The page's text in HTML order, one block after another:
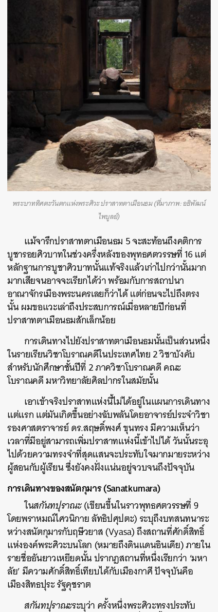
พระบาททิศตะวันตกแห่งพระศิวะ ปราสาทตาเมือนธม (ที่มาภาพ: อธิพัฒน์
ไพบูลย์)
แม้จารึกปราสาทตาเมือนธม 5 จะสะท้อนถึงคติการ
บูชารอยศิวบาทในช่วงครึ่งหลังของพุทธศตวรรษที่ 16 แต่
หลักฐานการบูชาศิวบาทนั้นแท้จริงแล้วเก่าไปกว่านั้นมาก
มากเสียจนอาจจะเรียกได้ว่า พร้อมกับการสถาปนา
อาณาจักรเมืองพระนครเลยก็ว่าได้ แต่ก่อนจะไปถึงตรง
นั้น ผมขอแวะเล่าถึงประสบการณ์เมื่อหลายปีก่อนที่
ปราสาทตาเมือนธมสักเล็กน้อย
การเดินทางไปยังปราสาทตาเมือนธมนั้นเป็นส่วนหนึ่ง
ในรายเรียนวิชาโบราณคดีในประเทศไทย 2 วิชาบังคับ
สำหรับนักศึกษาชั้นปีที่ 2 ภาควิชาโบราณคดี คณะ
โบราณคดี มหาวิทยาลัยศิลปากรในสมัยนั้น
เอาเข้าจริงปราสาทแห่งนี้ไม่ได้อยู่ในแผนการเดินทาง
แต่แรก แต่มันเกิดขึ้นอย่างฉับพลันโดยอาจารย์ประจำวิชา
รองศาสตราจารย์ ​ดร.สฤษดิ์พงศ์ ขุนทรง มีความเห็นว่า
เวลาที่มีอยู่สามารถเพิ่มปราสาทแห่งนี้เข้าไปได้ วันนั้นระอุ
ไปด้วยความทรงจำที่สุดแสนจะประทับใจมากมายระหว่าง
ผู้สอนกับผู้เรียน ซึ่งยังคงฝั่งแน่นอยู่จวบจนถึงปัจจุบัน
การเดินทางของสนัตกุมาร (Sanatkumara)
ในสกันทปุราณะ(เขียนขึ้นในราวพุทธศตวรรษที่ 9
โดยพราหมณ์ไศวนิกาย ลัทธิปศุปตะ) ระบุถึงบทสนทนาระ
หว่างสนัตกุมารกับฤษีวยาส (Vyasa) ถึงสถานที่ศักดิ์สิทธิ์
แห่งองค์พระศิวะบนโลก (หมายถึงดินแดนอินเดีย) ภายใน
รายชื่ออันยาวเหยียดนั้น ปรากฏสถานที่หนึ่งเรียกว่า ‘มหา
ลัย’ มีความศักดิ์สิทธิ์เทียบได้กับเมืองกาศี ปัจจุบันคือ
เมืองสิทธปุระ รัฐคุชราต
สกันทปุราณะระบุว่า ครั้งหนึ่งพระศิวะทรงประทับ